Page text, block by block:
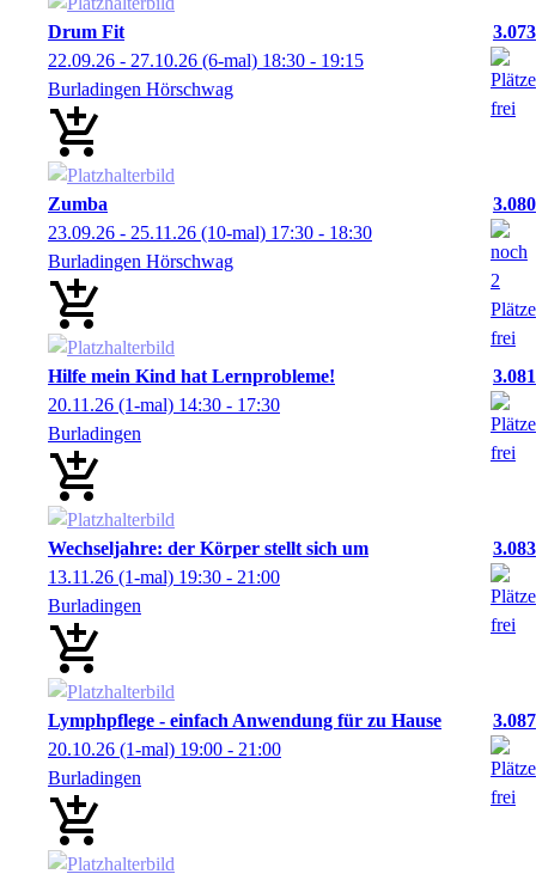
Drum Fit
3.073
22.09.26 - 27.10.26 (6-mal) 18:30 - 19:15
Burladingen Hörschwag
Zumba
3.080
23.09.26 - 25.11.26 (10-mal) 17:30 - 18:30
Burladingen Hörschwag
Hilfe mein Kind hat Lernprobleme!
3.081
20.11.26 (1-mal) 14:30 - 17:30
Burladingen
Wechseljahre: der Körper stellt sich um
3.083
13.11.26 (1-mal) 19:30 - 21:00
Burladingen
Lymphpflege - einfach Anwendung für zu Hause
3.087
20.10.26 (1-mal) 19:00 - 21:00
Burladingen